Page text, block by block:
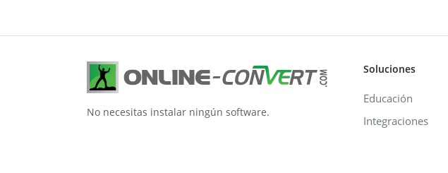
No necesitas instalar ningún software.
Soluciones
Educación
Integraciones